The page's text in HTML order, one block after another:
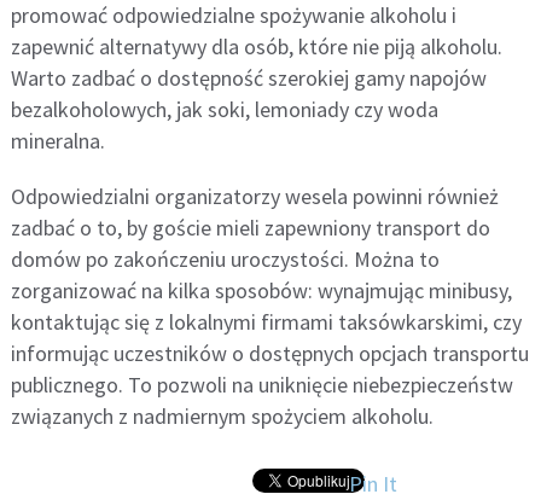
promować odpowiedzialne spożywanie alkoholu i
zapewnić alternatywy dla osób, które nie piją alkoholu.
Warto zadbać o dostępność szerokiej gamy napojów
bezalkoholowych, jak soki, lemoniady czy woda
mineralna.
Odpowiedzialni organizatorzy wesela powinni również
zadbać o to, by goście mieli zapewniony transport do
domów po zakończeniu uroczystości. Można to
zorganizować na kilka sposobów: wynajmując minibusy,
kontaktując się z lokalnymi firmami taksówkarskimi, czy
informując uczestników o dostępnych opcjach transportu
publicznego. To pozwoli na uniknięcie niebezpieczeństw
związanych z nadmiernym spożyciem alkoholu.
Pin It